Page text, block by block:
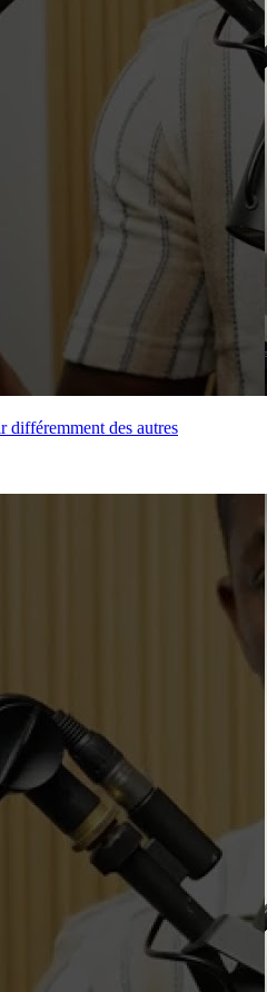
différemment des autres